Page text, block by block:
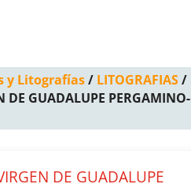
y Litografías/ LITOGRAFIAS/
DE GUADALUPE PERGAMINO-
DE GUADALUPE